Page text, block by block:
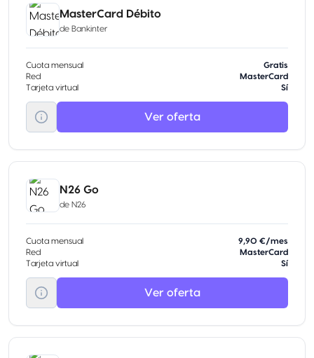
MasterCard Débito
de Bankinter
Cuota mensual
Gratis
Red
MasterCard
Tarjeta virtual
Sí
Ver oferta
N26 Go
de N26
Cuota mensual
9,90 €/mes
Red
MasterCard
Tarjeta virtual
Sí
Ver oferta